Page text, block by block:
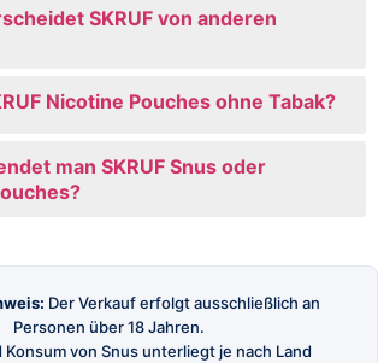
SKRUF von anderen
Nicotine Pouches ohne Tabak?
man SKRUF Snus oder
Der Verkauf erfolgt ausschließlich an
Personen über 18 Jahren.
Konsum von Snus unterliegt je nach Land